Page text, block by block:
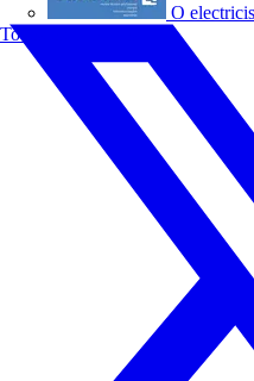
O
Todos os parceiros